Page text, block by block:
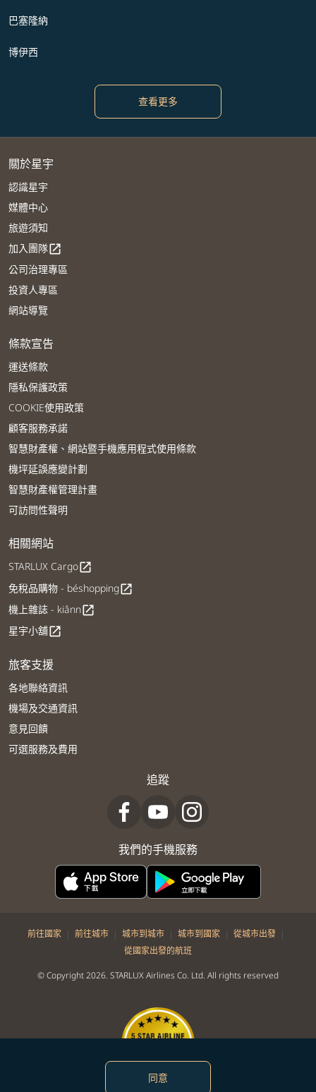
同意
巴塞隆納
博伊西
查看更多
關於星宇
認識星宇
媒體中心
旅遊須知
加入團隊open_in_new
公司治理專區
投資人專區
網站導覽
條款宣告
運送條款
隱私保護政策
COOKIE使用政策
顧客服務承諾
智慧財產權、網站暨手機應用程式使用條款
機坪延誤應變計劃
智慧財產權管理計畫
可訪問性聲明
相關網站
STARLUX Cargoopen_in_new
免稅品購物 - béshoppingopen_in_new
機上雜誌 - kiânnopen_in_new
星宇小舖open_in_new
旅客支援
各地聯絡資訊
機場及交通資訊
意見回饋
可選服務及費用
追蹤
我們的手機服務
前往國家 | 前往城市 | 城市到城市 | 城市到國家 | 從城市出發 |
從國家出發的航班
© Copyright 2026. STARLUX Airlines Co. Ltd. All rights reserved